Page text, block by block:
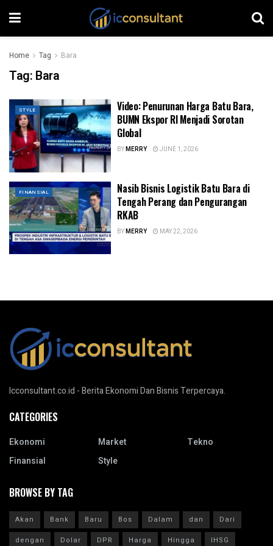
Home Tag Bara
Tag: Bara
STYLE
Video: Penurunan Harga Batu Bara,
BUMN Ekspor RI Menjadi Sorotan
Global
BYMERRY JUNE 1, 2026
FINANSIAL
Nasib Bisnis Logistik Batu Bara di
Tengah Perang dan Pengurangan
RKAB
BYMERRY MAY 22, 2026
Icconsultant.co.id - Berita Ekonomi Dan Bisnis Terpercaya.
CATEGORIES
Ekonomi
Finansial
Market
Style
Tekno
BROWSE BY TAG
Akan Bank Baru Bos Dalam dan
Dari
dengan
Dolar DPR Harga Hingga IHSG